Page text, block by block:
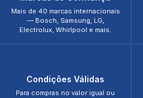
Mais de 40 marcas internacionais
— Bosch, Samsung, LG,
Electrolux, Whirlpool e mais.
Condições Válidas
Para compras no valor igual ou